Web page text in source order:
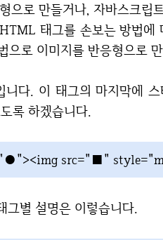
태그를 손보는 방법에
으로 이미지를 반응형으로
니다. 이 태그의 마지막에
록 하겠습니다.
src="■"
그별 설명은 이렇습니다.